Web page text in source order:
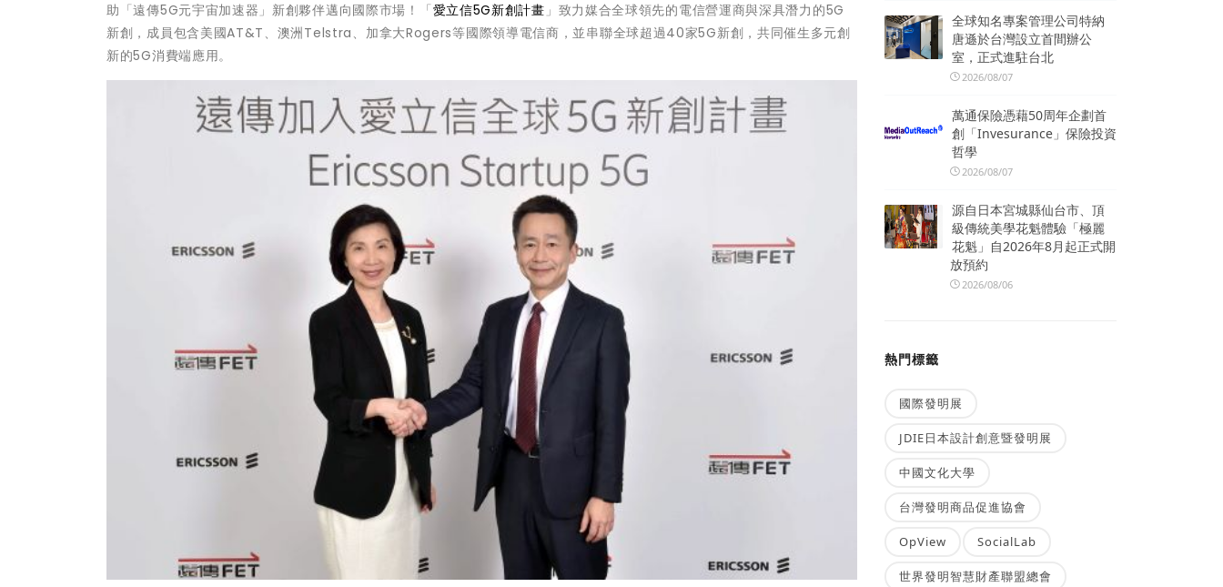
助「遠傳5G元宇宙加速器」新創夥伴邁向國際市場！「愛立信5G新創計畫」致力媒合全球領先的電信營運商與深具潛力的5G
新創，成員包含美國AT&T、澳洲Telstra、加拿大Rogers等國際領導電信商，並串聯全球超過40家5G新創，共同催生多元創
新的5G消費端應用。
全球知名專案管理公司特納
唐遜於台灣設立首間辦公
室，正式進駐台北
2026/08/07
萬通保險憑藉50周年企劃首
創「Invesurance」保險投資
哲學
2026/08/07
源自日本宮城縣仙台市、頂
級傳統美學花魁體驗「極麗
花魁」自2026年8月起正式開
放預約
2026/08/06
熱門標籤
國際發明展
JDIE日本設計創意暨發明展
中國文化大學
台灣發明商品促進協會
OpView SocialLab
世界發明智慧財產聯盟總會